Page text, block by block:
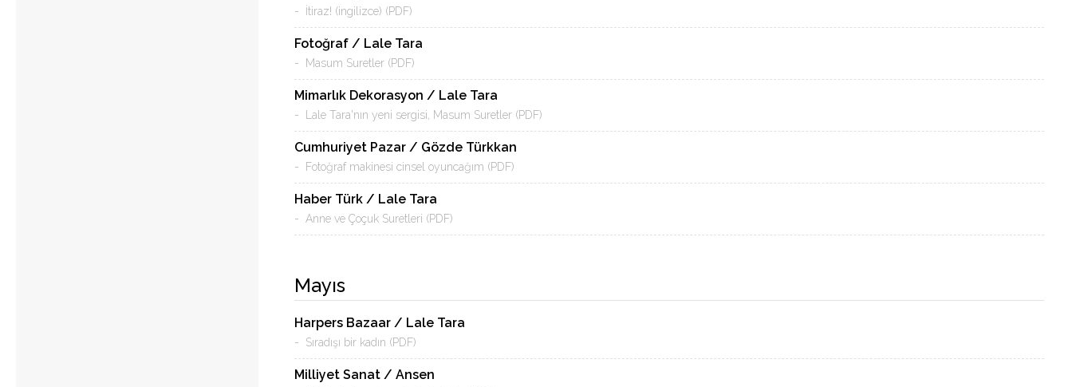
- İtiraz! (ingilizce) (PDF)
Fotoğraf / Lale Tara
- Masum Suretler (PDF)
Mimarlık Dekorasyon / Lale Tara
- Lale Tara'nın yeni sergisi, Masum Suretler (PDF)
Cumhuriyet Pazar / Gözde Türkkan
- Fotoğraf makinesi cinsel oyuncağım (PDF)
Haber Türk / Lale Tara
- Anne ve Çoçuk Suretleri (PDF)
Mayıs
Harpers Bazaar / Lale Tara
- Sıradışı bir kadın (PDF)
Milliyet Sanat / Ansen